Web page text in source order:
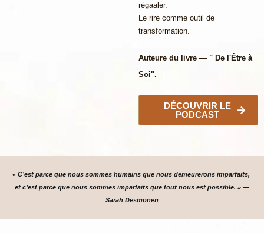
régaaler.
Le rire comme outil de
transformation.
Auteure du livre — " De l'Être à
Soi".
DÉCOUVRIR LE
PODCAST
« C’est parce que nous sommes humains que nous demeurerons imparfaits,
et c’est parce que nous sommes imparfaits que tout nous est possible. » —
Sarah Desmonen